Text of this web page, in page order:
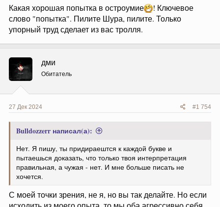
Какая хорошая попытка в остроумие
! Ключевое
слово "попытка". Пилите Шура, пилите. Только
упорный труд сделает из вас тролля.
дми
Обитатель
27 Дек 2024 #1 754
Bulldozzerr написал(а):
Нет. Я пишу, ты придираештся к каждой букве и
пытаешься доказать, что только твоя интерпретация
правильная, а чужая - нет. И мне больше писать не
хочется.
С моей точки зрения, не я, но вы так делайте. Но если